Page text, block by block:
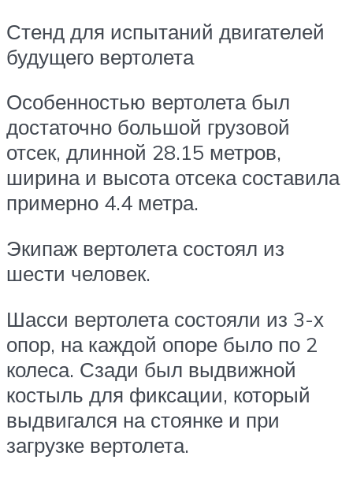
Стенд для испытаний двигателей
будущего вертолета
Особенностью вертолета был
достаточно большой грузовой
отсек, длинной 28.15 метров,
ширина и высота отсека составила
примерно 4.4 метра.
Экипаж вертолета состоял из
шести человек.
Шасси вертолета состояли из 3-х
опор, на каждой опоре было по 2
колеса. Сзади был выдвижной
костыль для фиксации, который
выдвигался на стоянке и при
загрузке вертолета.